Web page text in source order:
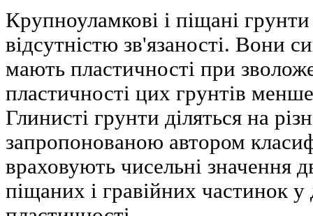
Крупноуламкові і піщані
відсутністю зв'язаності. Вони
мають пластичності при
пластичності цих грунтів
Глинисті грунти діляться на
запропонованою автором
враховують чисельні значення
піщаних і гравійних частинок